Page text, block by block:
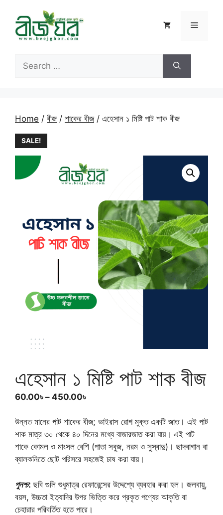
content
Menu
for:
Home / বীজ/ শাকের বীজ/ এহেসান ১ মিষ্টি পাট শাক বীজ
SALE!
এহেসান ১ মিষ্টি পাট শাক বীজ
60.00৳ – 450.00৳Price
60.00৳
through
450.00৳
উন্নত মানের পাট শাকের বীজ; ভাইরাস রোগ মুক্ত একটি জাত। এই পাট
শাক মাত্র ৩০ থেকে ৪০ দিনের মধ্যে বাজারজাত করা যায়। এই পাট
শাকে কোমল ও মাংসল বেশি (পাতা সবুজ, নরম ও সুস্বাদু)। ছাদবাগান বা
ব্যালকনিতে ছোট পরিসরে সহজেই চাষ করা যায়।
পুনশ্চ: ছবি গুলি শুধুমাত্র রেফারেন্সের উদ্দেশ্যে ব্যবহার করা হল। জলবায়ু,
বয়স, উচ্চতা ইত্যাদির উপর ভিত্তি করে প্রকৃত পণ্যের আকৃতি বা
চেহারার পরিবর্তিত হতে পারে।